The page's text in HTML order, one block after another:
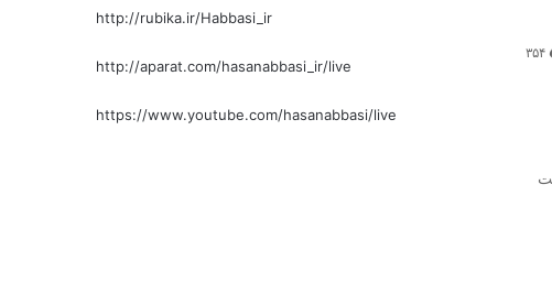
۳۵۴
زمان: ۱ ساعت
http://rubika.ir/Habbasi_ir
http://aparat.com/hasanabbasi_ir/live
https://www.youtube.com/hasanabbasi/live